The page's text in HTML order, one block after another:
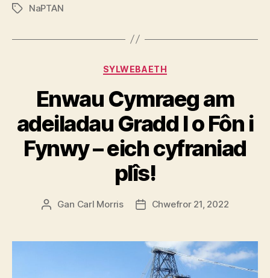
TagiauNaPTAN
Categorïau
SYLWEBAETH
Enwau Cymraeg am
adeiladau Gradd I o Fôn i
Fynwy – eich cyfraniad
plîs!
Awdur
Gan Carl Morris
Dyddiad
Chwefror 21, 2022